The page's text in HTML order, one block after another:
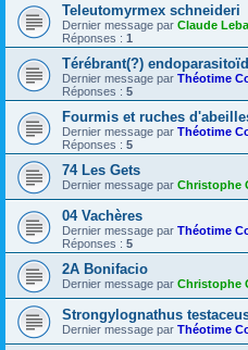
Teleutomyrmex schneideri
Dernier message par Claude
Réponses : 1
Térébrant(?)
Dernier message par Théotime
Réponses : 5
Fourmis et ruches
Dernier message par Théotime
Réponses : 5
74 Les Gets
Dernier message par Christophe
04 Vachères
Dernier message par Théotime
Réponses : 5
2A Bonifacio
Dernier message par Christophe
Strongylognathus
Dernier message par Théotime